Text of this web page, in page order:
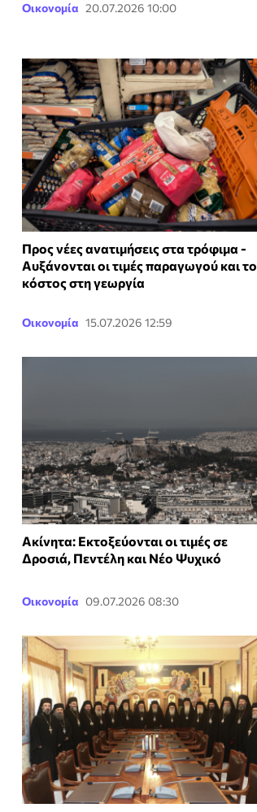
Οικονομία 20.07.2026 10:00
Προς νέες ανατιμήσεις στα τρόφιμα -
Αυξάνονται οι τιμές παραγωγού και το
κόστος στη γεωργία
Οικονομία 15.07.2026 12:59
Ακίνητα: Εκτοξεύονται οι τιμές σε
Δροσιά, Πεντέλη και Νέο Ψυχικό
Οικονομία 09.07.2026 08:30